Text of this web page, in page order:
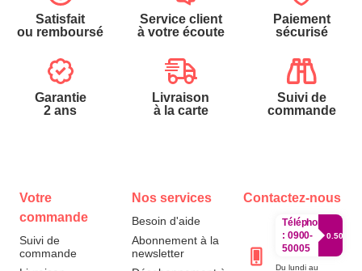
Satisfait
ou remboursé
Service client
à votre écoute
Paiement
sécurisé
Garantie
2 ans
Livraison
à la carte
Suivi de
commande
Votre
commande
Suivi de
commande
Nos services
Besoin d'aide
Abonnement à la
newsletter
Contactez-nous
Téléphone
: 0900-
50005
0.50€/
Du lundi au